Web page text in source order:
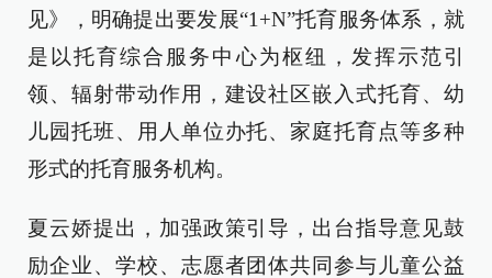
见》，明确提出要发展“1+N”托育服务体系，就
是以托育综合服务中心为枢纽，发挥示范引
领、辐射带动作用，建设社区嵌入式托育、幼
儿园托班、用人单位办托、家庭托育点等多种
形式的托育服务机构。
夏云娇提出，加强政策引导，出台指导意见鼓
励企业、学校、志愿者团体共同参与儿童公益